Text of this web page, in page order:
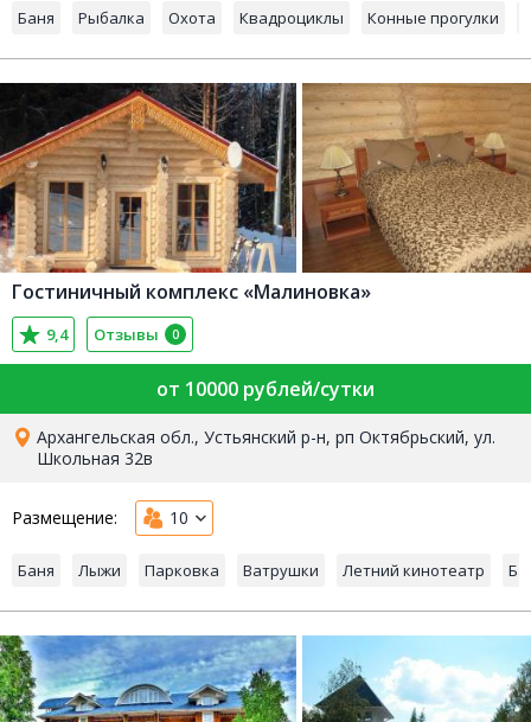
Баня Рыбалка Охота Квадроциклы Конные прогулки
Гостиничный комплекс «Малиновка»
9,4 Отзывы 0
от 10000 рублей/сутки
Архангельская обл., Устьянский р-н, рп Октябрьский, ул.
Школьная 32в
Размещение: 10
Баня Лыжи Парковка Ватрушки Летний кинотеатр